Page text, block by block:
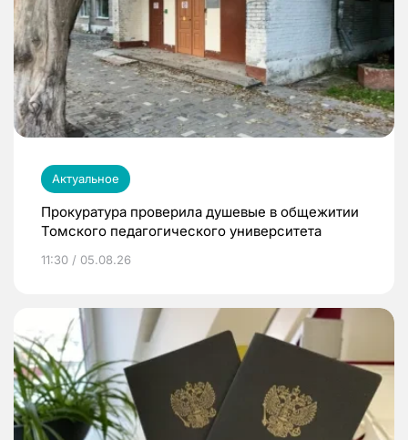
Актуальное
Прокуратура проверила душевые в общежитии
Томского педагогического университета
11:30 / 05.08.26